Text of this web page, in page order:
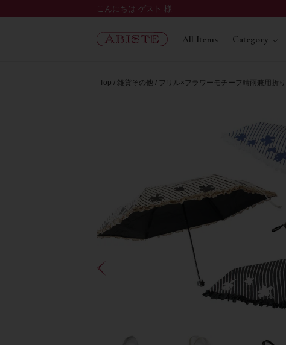
こんにちは ゲスト 様
All Items Category
Top 雑貨その他 フリル×フラワーモチーフ晴雨兼用折